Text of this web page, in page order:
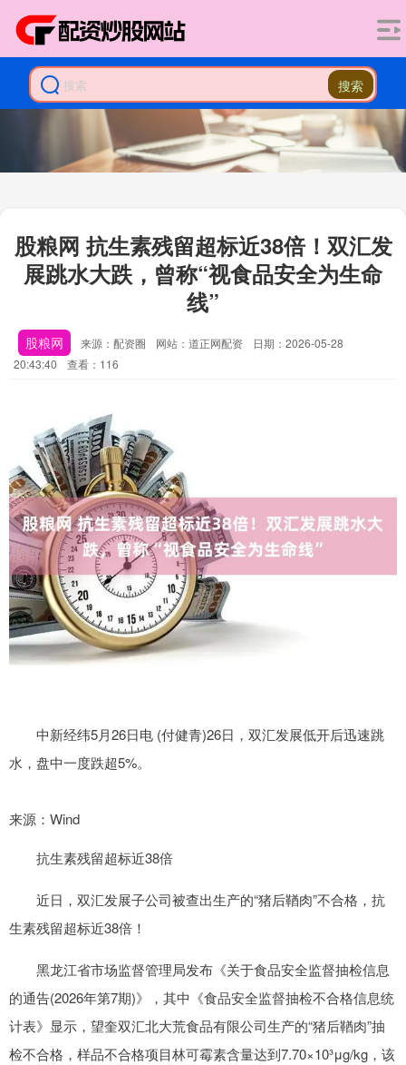
搜索
股粮网 抗生素残留超标近38倍！双汇发
展跳水大跌，曾称“视食品安全为生命
线”
股粮网 来源：配资圈 网站：道正网配资
日期：2026-05-28
20:43:40
查看：116
中新经纬5月26日电 (付健青)26日，双汇发展低开后迅速跳
水，盘中一度跌超5%。
来源：Wind
抗生素残留超标近38倍
近日，双汇发展子公司被查出生产的“猪后鞧肉”不合格，抗
生素残留超标近38倍！
黑龙江省市场监督管理局发布《关于食品安全监督抽检信息
的通告(2026年第7期)》，其中《食品安全监督抽检不合格信息统
计表》显示，望奎双汇北大荒食品有限公司生产的“猪后鞧肉”抽
检不合格，样品不合格项目林可霉素含量达到7.70×10³μg/kg，该